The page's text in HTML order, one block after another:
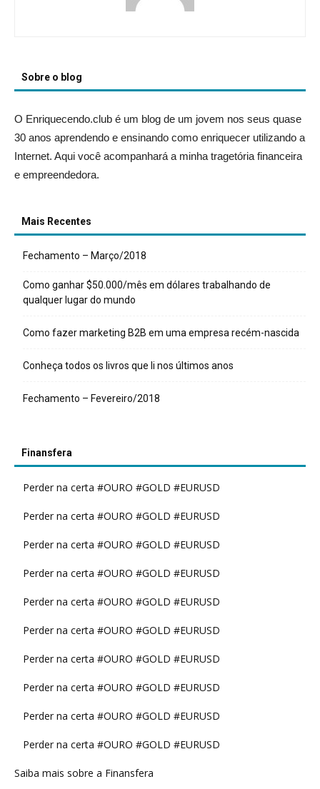
Sobre o blog
O Enriquecendo.club é um blog de um jovem nos seus quase
30 anos aprendendo e ensinando como enriquecer utilizando a
Internet. Aqui você acompanhará a minha tragetória financeira
e empreendedora.
Mais Recentes
Fechamento – Março/2018
Como ganhar $50.000/mês em dólares trabalhando de
qualquer lugar do mundo
Como fazer marketing B2B em uma empresa recém-nascida
Conheça todos os livros que li nos últimos anos
Fechamento – Fevereiro/2018
Finansfera
Perder na certa #OURO #GOLD #EURUSD
Perder na certa #OURO #GOLD #EURUSD
Perder na certa #OURO #GOLD #EURUSD
Perder na certa #OURO #GOLD #EURUSD
Perder na certa #OURO #GOLD #EURUSD
Perder na certa #OURO #GOLD #EURUSD
Perder na certa #OURO #GOLD #EURUSD
Perder na certa #OURO #GOLD #EURUSD
Perder na certa #OURO #GOLD #EURUSD
Perder na certa #OURO #GOLD #EURUSD
Saiba mais sobre a Finansfera